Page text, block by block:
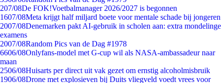
207/08De FOK!Voetbalmanager 2026/2027 is begonnen
1607/08Meta krijgt half miljard boete voor mentale schade bij jongeren
2007/08Denemarken pakt AI-gebruik in scholen aan: extra mondelinge
examens
2007/08Random Pics van de Dag #1978
6606/08Onlyfans-model met G-cup wil als NASA-ambassadeur naar
maan
2506/08Huisarts per direct uit vak gezet om ernstig alcoholmisbruik
1906/08Drone met explosieven bij Duits vliegveld voedt vrees voor